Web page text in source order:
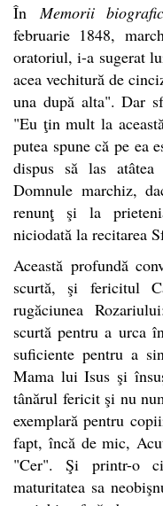
În Memorii
februarie 1848,
oratoriul, i-a sugerat
acea vechitură de
una după alta". Dar
"Eu ţin mult la
putea spune că pe ea
dispus să las
Domnule marchiz,
renunţ şi la
niciodată la recitarea
Această profundă
scurtă, şi fericitul
rugăciunea
scurtă pentru a urca
suficiente pentru a
Mama lui Isus şi
tânărul fericit şi nu
exemplară pentru
fapt, încă de mic,
"Cer". Şi printr-o
maturitatea sa